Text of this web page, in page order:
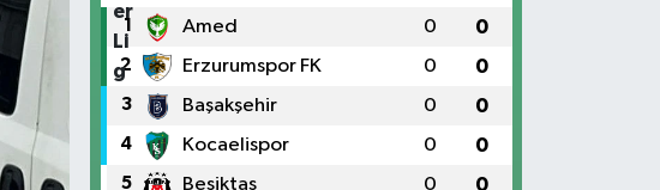
1 Amed 0 0
2 Erzurumspor FK 0 0
3 Başakşehir 0 0
4 Kocaelispor 0 0
5 Beşiktaş 0 0